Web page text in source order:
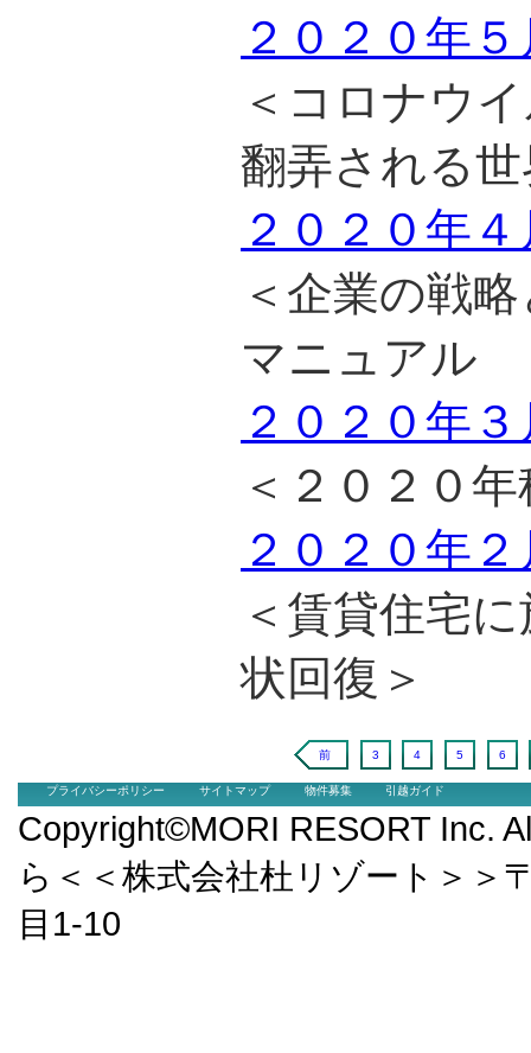
２０２０年
＜コロナウ
翻弄される
２０２０年
＜企業の戦
マニュアル
２０２０年
＜２０２０
２０２０年
＜賃貸住宅
状回復＞
前 3 4 5 6
プライバシーポリシー サイトマップ 物件募集 引越ガイド
Copyright©MORI RESORT Inc.
ら＜＜株式会社杜リゾート＞＞
目1-10